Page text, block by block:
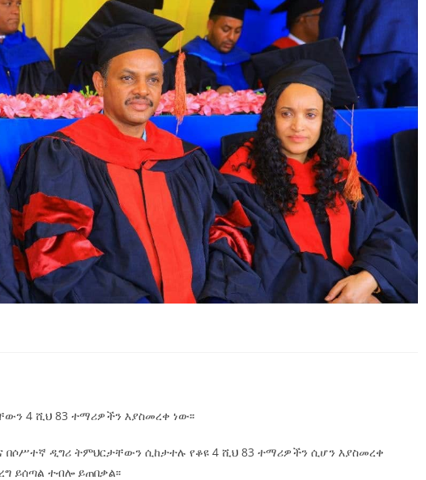
ኢትዮጵያ የቀጣናውን ኢኮኖሚያዊ ገጽታ በአዲስ
መልኩ እየቀረጸች ነው-ፈርስት ፖስት
August 7, 2026
እና
ዘርፍ
ተቃውሞ የበዛበት የፊፋ አዲሱ እቅድ
July 30, 2026
አዲስ ሚዲያ ኔትዎርክ በይዘት ስራዎቹ የሀሰት
ትርክትን በማረም እና የወል ትርክትን በመገንባት
ሃላፊነቱን እየተወጣ ይገኛል
AmnAdmin October 17, 2025
4 ሺህ 83 ተማሪዎችን እያስመረቀ ነው፡፡
በሶሥተኛ ዲግሪ ትምህርታቸውን ሲከታተሉ የቆዩ 4 ሺህ 83 ተማሪዎችን ሲሆን እያስመረቀ
ይሰጣል ተብሎ ይጠበቃል፡፡